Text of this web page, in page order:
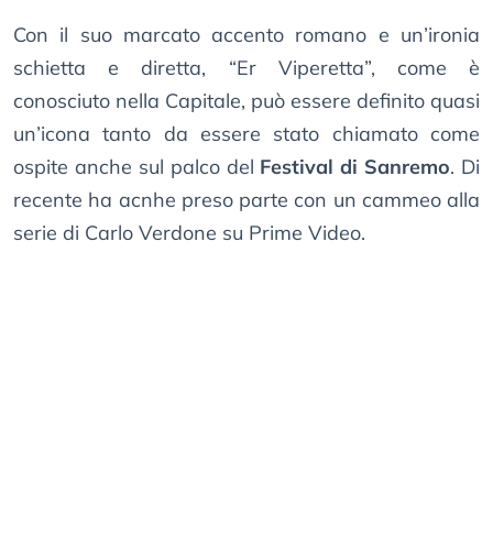
Con il suo marcato accento romano e un’ironia
schietta e diretta, “Er Viperetta”, come è
conosciuto nella Capitale, può essere definito quasi
un’icona tanto da essere stato chiamato come
ospite anche sul palco del Festival di Sanremo. Di
recente ha acnhe preso parte con un cammeo alla
serie di Carlo Verdone su Prime Video.